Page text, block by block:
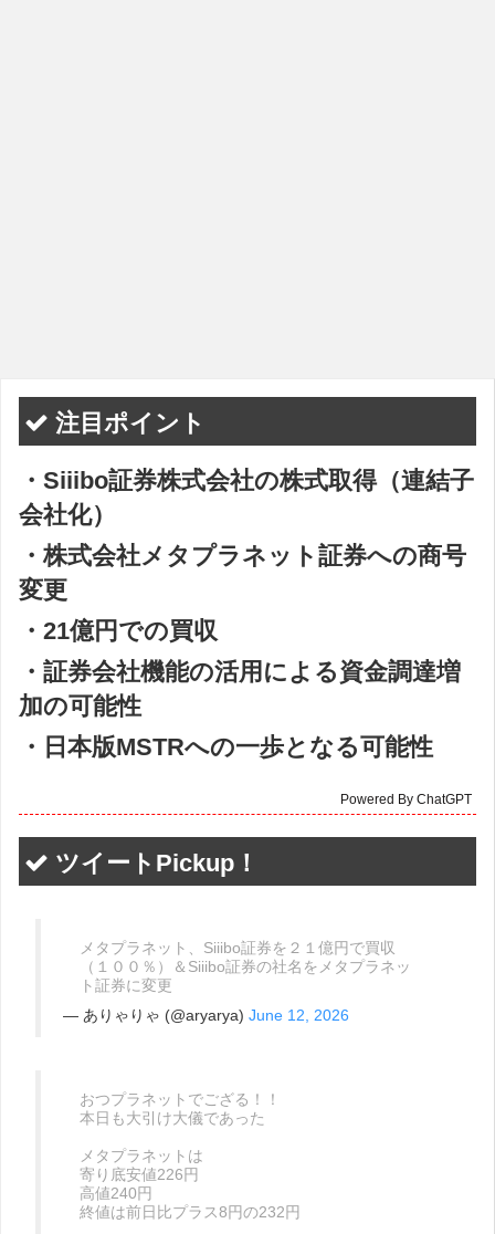
注目ポイント
・Siiibo証券株式会社の株式取得（連結子
会社化）
・株式会社メタプラネット証券への商号
変更
・21億円での買収
・証券会社機能の活用による資金調達増
加の可能性
・日本版MSTRへの一歩となる可能性
Powered By ChatGPT
ツイートPickup！
メタプラネット、Siiibo証券を２１億円で買収
（１００％）＆Siiibo証券の社名をメタプラネッ
ト証券に変更
— ありゃりゃ (@aryarya) June 12, 2026
おつプラネットでござる！！
本日も大引け大儀であった
メタプラネットは
寄り底安値226円
高値240円
終値は前日比プラス8円の232円